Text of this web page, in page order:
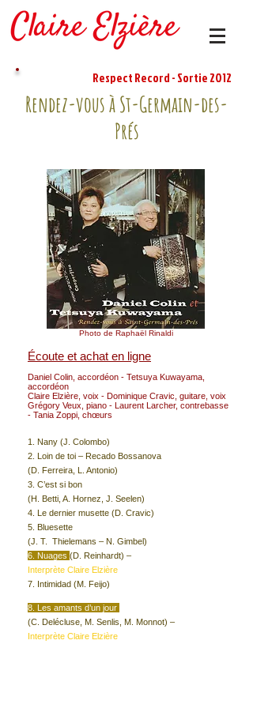
Respect Record - Sortie 2012
Rendez-vous à St-Germain-des-
Prés
Photo de Raphaël Rinaldi
Écoute et achat en ligne
Daniel Colin, accordéon - Tetsuya Kuwayama,
accordéon
Claire Elzière, voix - Dominique Cravic, guitare, voix
Grégory Veux, piano - Laurent Larcher, contrebasse
- Tania Zoppi, chœurs
1. Nany (J. Colombo)
2. Loin de toi – Recado Bossanova
(D. Ferreira, L. Antonio)
3. C’est si bon
(H. Betti, A. Hornez, J. Seelen)
4. Le dernier musette (D. Cravic)
5. Bluesette
(J. T. Thielemans – N. Gimbel)
6. Nuages (D. Reinhardt) –
Interprète Claire Elzière
7. Intimidad (M. Feijo)
8. Les amants d’un jour
(C. Delécluse, M. Senlis, M. Monnot) –
Interprète Claire Elzière